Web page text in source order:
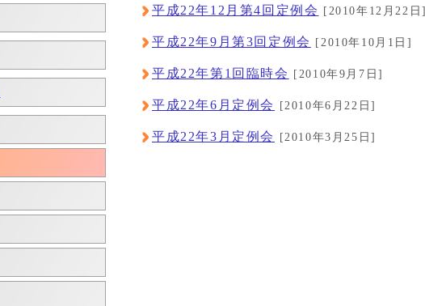
平成22年12月第4回定例会 [2010年12月22日]
平成22年9月第3回定例会 [2010年10月1日]
平成22年第1回臨時会 [2010年9月7日]
平成22年6月定例会 [2010年6月22日]
平成22年3月定例会 [2010年3月25日]